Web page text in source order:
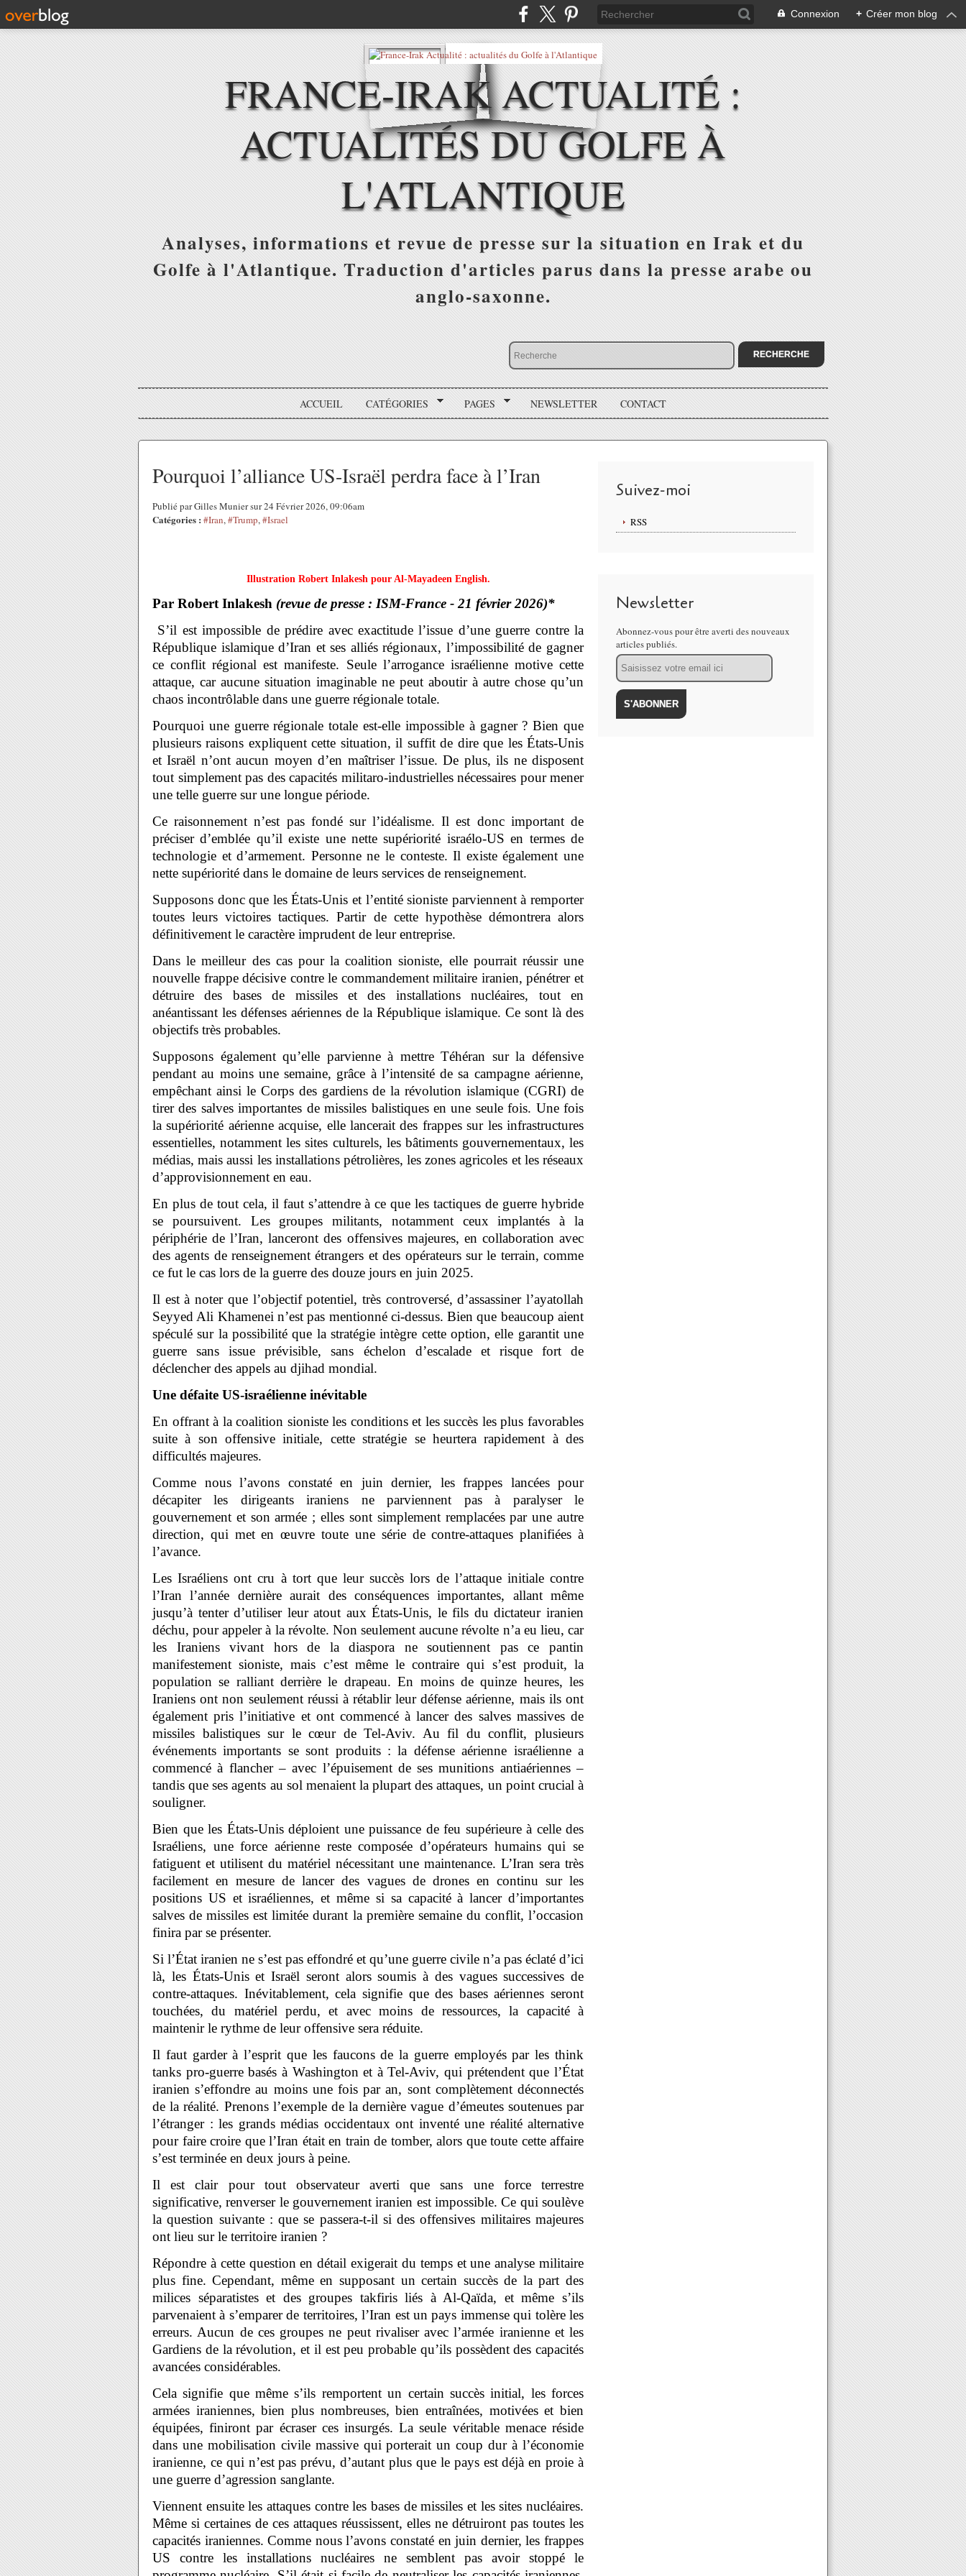
Connexion + Créer mon blog
FRANCE-IRAK ACTUALITÉ :
ACTUALITÉS DU GOLFE À
L'ATLANTIQUE
Analyses, informations et revue de presse sur la situation en Irak et du
Golfe à l'Atlantique. Traduction d'articles parus dans la presse arabe ou
anglo-saxonne.
ACCUEIL CATÉGORIES PAGES NEWSLETTER CONTACT
Pourquoi l’alliance US-Israël perdra face à l’Iran
Publié par Gilles Munier sur 24 Février 2026, 09:06am
Catégories : #Iran,#Trump,#Israel
Illustration Robert Inlakesh pour Al-Mayadeen English.
Par Robert Inlakesh (revue de presse : ISM-France - 21 février 2026)*
S’il est impossible de prédire avec exactitude l’issue d’une guerre contre la
République islamique d’Iran et ses alliés régionaux, l’impossibilité de gagner
ce conflit régional est manifeste. Seule l’arrogance israélienne motive cette
attaque, car aucune situation imaginable ne peut aboutir à autre chose qu’un
chaos incontrôlable dans une guerre régionale totale.
Pourquoi une guerre régionale totale est-elle impossible à gagner ? Bien que
plusieurs raisons expliquent cette situation, il suffit de dire que les États-Unis
et Israël n’ont aucun moyen d’en maîtriser l’issue. De plus, ils ne disposent
tout simplement pas des capacités militaro-industrielles nécessaires pour mener
une telle guerre sur une longue période.
Ce raisonnement n’est pas fondé sur l’idéalisme. Il est donc important de
préciser d’emblée qu’il existe une nette supériorité israélo-US en termes de
technologie et d’armement. Personne ne le conteste. Il existe également une
nette supériorité dans le domaine de leurs services de renseignement.
Supposons donc que les États-Unis et l’entité sioniste parviennent à remporter
toutes leurs victoires tactiques. Partir de cette hypothèse démontrera alors
définitivement le caractère imprudent de leur entreprise.
Dans le meilleur des cas pour la coalition sioniste, elle pourrait réussir une
nouvelle frappe décisive contre le commandement militaire iranien, pénétrer et
détruire des bases de missiles et des installations nucléaires, tout en
anéantissant les défenses aériennes de la République islamique. Ce sont là des
objectifs très probables.
Supposons également qu’elle parvienne à mettre Téhéran sur la défensive
pendant au moins une semaine, grâce à l’intensité de sa campagne aérienne,
empêchant ainsi le Corps des gardiens de la révolution islamique (CGRI) de
tirer des salves importantes de missiles balistiques en une seule fois. Une fois
la supériorité aérienne acquise, elle lancerait des frappes sur les infrastructures
essentielles, notamment les sites culturels, les bâtiments gouvernementaux, les
médias, mais aussi les installations pétrolières, les zones agricoles et les réseaux
d’approvisionnement en eau.
En plus de tout cela, il faut s’attendre à ce que les tactiques de guerre hybride
se poursuivent. Les groupes militants, notamment ceux implantés à la
périphérie de l’Iran, lanceront des offensives majeures, en collaboration avec
des agents de renseignement étrangers et des opérateurs sur le terrain, comme
ce fut le cas lors de la guerre des douze jours en juin 2025.
Il est à noter que l’objectif potentiel, très controversé, d’assassiner l’ayatollah
Seyyed Ali Khamenei n’est pas mentionné ci-dessus. Bien que beaucoup aient
spéculé sur la possibilité que la stratégie intègre cette option, elle garantit une
guerre sans issue prévisible, sans échelon d’escalade et risque fort de
déclencher des appels au djihad mondial.
Une défaite US-israélienne inévitable
En offrant à la coalition sioniste les conditions et les succès les plus favorables
suite à son offensive initiale, cette stratégie se heurtera rapidement à des
difficultés majeures.
Comme nous l’avons constaté en juin dernier, les frappes lancées pour
décapiter les dirigeants iraniens ne parviennent pas à paralyser le
gouvernement et son armée ; elles sont simplement remplacées par une autre
direction, qui met en œuvre toute une série de contre-attaques planifiées à
l’avance.
Les Israéliens ont cru à tort que leur succès lors de l’attaque initiale contre
l’Iran l’année dernière aurait des conséquences importantes, allant même
jusqu’à tenter d’utiliser leur atout aux États-Unis, le fils du dictateur iranien
déchu, pour appeler à la révolte. Non seulement aucune révolte n’a eu lieu, car
les Iraniens vivant hors de la diaspora ne soutiennent pas ce pantin
manifestement sioniste, mais c’est même le contraire qui s’est produit, la
population se ralliant derrière le drapeau. En moins de quinze heures, les
Iraniens ont non seulement réussi à rétablir leur défense aérienne, mais ils ont
également pris l’initiative et ont commencé à lancer des salves massives de
missiles balistiques sur le cœur de Tel-Aviv. Au fil du conflit, plusieurs
événements importants se sont produits : la défense aérienne israélienne a
commencé à flancher – avec l’épuisement de ses munitions antiaériennes –
tandis que ses agents au sol menaient la plupart des attaques, un point crucial à
souligner.
Bien que les États-Unis déploient une puissance de feu supérieure à celle des
Israéliens, une force aérienne reste composée d’opérateurs humains qui se
fatiguent et utilisent du matériel nécessitant une maintenance. L’Iran sera très
facilement en mesure de lancer des vagues de drones en continu sur les
positions US et israéliennes, et même si sa capacité à lancer d’importantes
salves de missiles est limitée durant la première semaine du conflit, l’occasion
finira par se présenter.
Si l’État iranien ne s’est pas effondré et qu’une guerre civile n’a pas éclaté d’ici
là, les États-Unis et Israël seront alors soumis à des vagues successives de
contre-attaques. Inévitablement, cela signifie que des bases aériennes seront
touchées, du matériel perdu, et avec moins de ressources, la capacité à
maintenir le rythme de leur offensive sera réduite.
Il faut garder à l’esprit que les faucons de la guerre employés par les think
tanks pro-guerre basés à Washington et à Tel-Aviv, qui prétendent que l’État
iranien s’effondre au moins une fois par an, sont complètement déconnectés
de la réalité. Prenons l’exemple de la dernière vague d’émeutes soutenues par
l’étranger : les grands médias occidentaux ont inventé une réalité alternative
pour faire croire que l’Iran était en train de tomber, alors que toute cette affaire
s’est terminée en deux jours à peine.
Il est clair pour tout observateur averti que sans une force terrestre
significative, renverser le gouvernement iranien est impossible. Ce qui soulève
la question suivante : que se passera-t-il si des offensives militaires majeures
ont lieu sur le territoire iranien ?
Répondre à cette question en détail exigerait du temps et une analyse militaire
plus fine. Cependant, même en supposant un certain succès de la part des
milices séparatistes et des groupes takfiris liés à Al-Qaïda, et même s’ils
parvenaient à s’emparer de territoires, l’Iran est un pays immense qui tolère les
erreurs. Aucun de ces groupes ne peut rivaliser avec l’armée iranienne et les
Gardiens de la révolution, et il est peu probable qu’ils possèdent des capacités
avancées considérables.
Cela signifie que même s’ils remportent un certain succès initial, les forces
armées iraniennes, bien plus nombreuses, bien entraînées, motivées et bien
équipées, finiront par écraser ces insurgés. La seule véritable menace réside
dans une mobilisation civile massive qui porterait un coup dur à l’économie
iranienne, ce qui n’est pas prévu, d’autant plus que le pays est déjà en proie à
une guerre d’agression sanglante.
Viennent ensuite les attaques contre les bases de missiles et les sites nucléaires.
Même si certaines de ces attaques réussissent, elles ne détruiront pas toutes les
capacités iraniennes. Comme nous l’avons constaté en juin dernier, les frappes
US contre les installations nucléaires ne semblent pas avoir stoppé le
Suivez-moi
RSS
Newsletter
Abonnez-vous pour être averti des nouveaux
articles publiés.
Email